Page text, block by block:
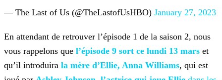
— The Last of Us (@TheLastofUsHBO) January 27, 2023
En attendant de retrouver l’épisode 1 de la saison 2, nous
vous rappelons que l’épisode 9 sort ce lundi 13 mars et
qu’il introduira la mère d’Ellie, Anna Williams, qui est